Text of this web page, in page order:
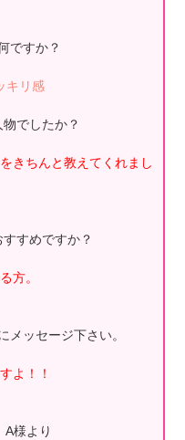
ですか？
キリ感
でしたか？
きちんと教えてくれまし
すめですか？
方。
メッセージ下さい。
よ！！
様より